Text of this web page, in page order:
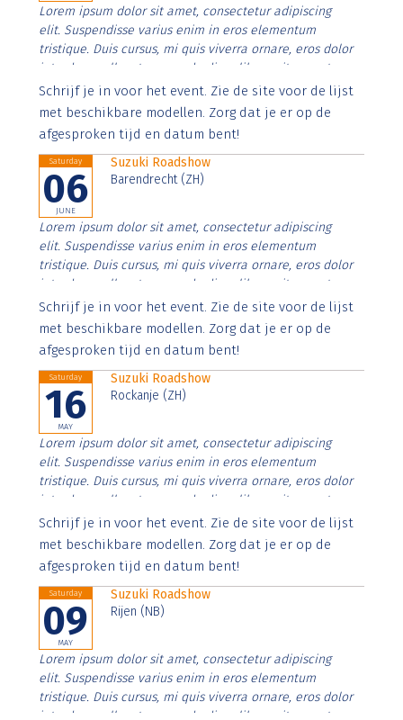
Lorem ipsum dolor sit amet, consectetur adipiscing
elit. Suspendisse varius enim in eros elementum
tristique. Duis cursus, mi quis viverra ornare, eros dolor
interdum nulla, ut commodo diam libero vitae erat.
Aenean faucibus nibh et justo cursus id rutrum lorem
imperdiet. Nunc ut sem vitae risus tristique posuere.
Schrijf je in voor het event. Zie de site voor de lijst
met beschikbare modellen. Zorg dat je er op de
afgesproken tijd en datum bent!
Saturday
06
JUNE
Suzuki Roadshow
Barendrecht (ZH)
Lorem ipsum dolor sit amet, consectetur adipiscing
elit. Suspendisse varius enim in eros elementum
tristique. Duis cursus, mi quis viverra ornare, eros dolor
interdum nulla, ut commodo diam libero vitae erat.
Aenean faucibus nibh et justo cursus id rutrum lorem
imperdiet. Nunc ut sem vitae risus tristique posuere.
Schrijf je in voor het event. Zie de site voor de lijst
met beschikbare modellen. Zorg dat je er op de
afgesproken tijd en datum bent!
Saturday
16
MAY
Suzuki Roadshow
Rockanje (ZH)
Lorem ipsum dolor sit amet, consectetur adipiscing
elit. Suspendisse varius enim in eros elementum
tristique. Duis cursus, mi quis viverra ornare, eros dolor
interdum nulla, ut commodo diam libero vitae erat.
Aenean faucibus nibh et justo cursus id rutrum lorem
imperdiet. Nunc ut sem vitae risus tristique posuere.
Schrijf je in voor het event. Zie de site voor de lijst
met beschikbare modellen. Zorg dat je er op de
afgesproken tijd en datum bent!
Saturday
09
MAY
Suzuki Roadshow
Rijen (NB)
Lorem ipsum dolor sit amet, consectetur adipiscing
elit. Suspendisse varius enim in eros elementum
tristique. Duis cursus, mi quis viverra ornare, eros dolor
interdum nulla, ut commodo diam libero vitae erat.